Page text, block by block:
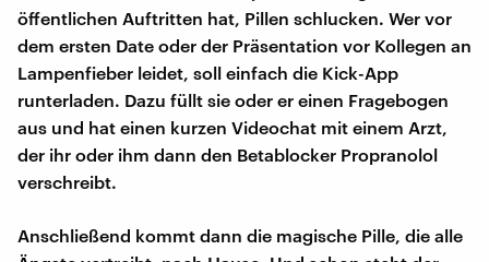
öffentlichen Auftritten hat, Pillen schlucken. Wer vor
dem ersten Date oder der Präsentation vor Kollegen an
Lampenfieber leidet, soll einfach die Kick-App
runterladen. Dazu füllt sie oder er einen Fragebogen
aus und hat einen kurzen Videochat mit einem Arzt,
der ihr oder ihm dann den Betablocker Propranolol
verschreibt.
Anschließend kommt dann die magische Pille, die alle